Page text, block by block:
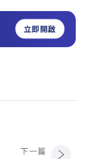
立即開啟
下一篇